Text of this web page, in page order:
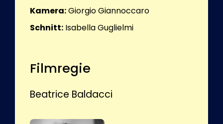
Kamera:Giorgio Giannoccaro
Schnitt: Isabella Guglielmi
Filmregie
Beatrice Baldacci